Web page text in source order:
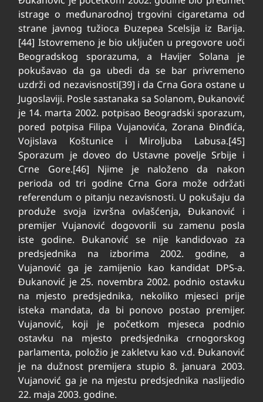
istrage o međunarodnoj trgovini cigaretama od
strane javnog tužioca Đuzepea Scelsija iz Barija.
[44] Istovremeno je bio uključen u pregovore uoči
Beogradskog sporazuma, a Havijer Solana je
pokušavao da ga ubedi da se bar privremeno
uzdrži od nezavisnosti[39] i da Crna Gora ostane u
Jugoslaviji. Posle sastanaka sa Solanom, Đukanović
je 14. marta 2002. potpisao Beogradski sporazum,
pored potpisa Filipa Vujanovića, Zorana Đinđića,
Vojislava Koštunice i Miroljuba Labusa.[45]
Sporazum je doveo do Ustavne povelje Srbije i
Crne Gore.[46] Njime je naloženo da nakon
perioda od tri godine Crna Gora može održati
referendum o pitanju nezavisnosti. U pokušaju da
produže svoja izvršna ovlašćenja, Đukanović i
premijer Vujanović dogovorili su zamenu posla
iste godine. Đukanović se nije kandidovao za
predsjednika na izborima 2002. godine, a
Vujanović ga je zamijenio kao kandidat DPS-a.
Đukanović je 25. novembra 2002. podnio ostavku
na mjesto predsjednika, nekoliko mjeseci prije
isteka mandata, da bi ponovo postao premijer.
Vujanović, koji je početkom mjeseca podnio
ostavku na mjesto predsjednika crnogorskog
parlamenta, položio je zakletvu kao v.d. Đukanović
je na dužnost premijera stupio 8. januara 2003.
Vujanović ga je na mjestu predsjednika naslijedio
22. maja 2003. godine.